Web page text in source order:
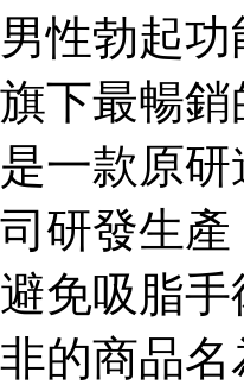
男性勃起
旗下最暢銷
是一款原
司研發生
避免吸脂
非的商品名